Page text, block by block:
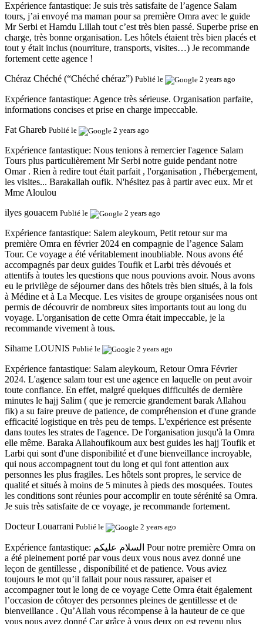
Expérience fantastique: Je suis très satisfaite de l’agence Salam
tours, j’ai envoyé ma maman pour sa première Omra avec le guide
Mr Serbi et Hamdu Lillah tout c’est très bien passé. Superbe prise en
charge, très bonne organisation. Les hôtels étaient très bien placés et
tout y était inclus (nourriture, transports, visites…) Je recommande
fortement cette agence !
Chéraz Chéché (“Chéché chéraz”) Publié le 2 years ago
Expérience fantastique: Agence très sérieuse. Organisation parfaite,
informations concises et prise en charge impeccable.
Fat Ghareb Publié le 2 years ago
Expérience fantastique: Nous tenions à remercier l'agence Salam
Tours plus particulièrement Mr Serbi notre guide pendant notre
Omar . Rien à redire tout était parfait , l'organisation , l'hébergement,
les visites... Barakallah oufik. N'hésitez pas à partir avec eux. Mr et
Mme Aloulou
ilyes gouacem Publié le 2 years ago
Expérience fantastique: Salem aleykoum, Petit retour sur ma
première Omra en février 2024 en compagnie de l’agence Salam
Tour. Ce voyage a été véritablement inoubliable. Nous avons été
accompagnés par deux guides Toufik et Larbi très dévoués et
attentifs à toutes les questions que nous pouvions avoir. Nous avons
eu le privilège de séjourner dans des hôtels très bien situés, à la fois
à Médine et à La Mecque. Les visites de groupe organisées nous ont
permis de découvrir de nombreux sites importants tout au long du
voyage. L'organisation de cette Omra était impeccable, je la
recommande vivement à tous.
Sihame LOUNIS Publié le 2 years ago
Expérience fantastique: Salam aleykoum, Retour Omra Février
2024. L'agence salam tour est une agence en laquelle on peut avoir
toute confiance. En effet, malgré quelques difficultés de dernière
minutes le hajj Salim ( que je remercie grandement barak Allahou
fik) a su faire preuve de patience, de compréhension et d'une grande
efficacité logistique en très peu de temps. L'expérience est présente
dans toutes les strates de l'agence. De l'organisation jusqu'à la Omra
elle même. Baraka Allahoufikoum aux best guides les hajj Toufik et
Larbi qui sont d'une disponibilité et d'une bienveillance incroyable,
qui nous accompagnent tout du long et qui font attention aux
personnes les plus fragiles. Les hôtels sont propres, le service de
qualité et situés à moins de 5 minutes à pieds des mosquées. Toutes
les conditions sont réunies pour accomplir en toute sérénité sa Omra.
Je suis très satisfaite de ce voyage, je recommande fortement.
Docteur Louarrani Publié le 2 years ago
Expérience fantastique: السلام عليكم Pour notre première Omra on
a été pleinement porté par vous deux vous nous avez donné une
leçon de gentillesse , disponibilité et de patience. Vous aviez
toujours le mot qu’il fallait pour nous rassurer, apaiser et
accompagner tout le long de ce voyage Cette Omra était également
l’occasion de côtoyer des personnes pleines de gentillesse et de
bienveillance . Qu’Allah vous récompense à la hauteur de ce que
vous nous avez donné Car grâce à vous deux on est revenu plus